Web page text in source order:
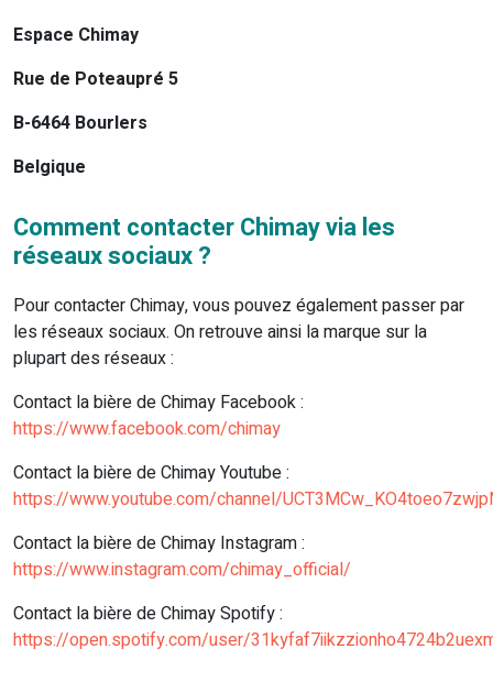
Espace Chimay
Rue de Poteaupré 5
B-6464 Bourlers
Belgique
Comment contacter Chimay via les
réseaux sociaux ?
Pour contacter Chimay, vous pouvez également passer par
les réseaux sociaux. On retrouve ainsi la marque sur la
plupart des réseaux :
Contact la bière de Chimay Facebook :
https://www.facebook.com/chimay
Contact la bière de Chimay Youtube :
https://www.youtube.com/channel/
Contact la bière de Chimay Instagram :
https://www.instagram.com/chimay_official/
Contact la bière de Chimay Spotify :
https://open.spotify.com/user/